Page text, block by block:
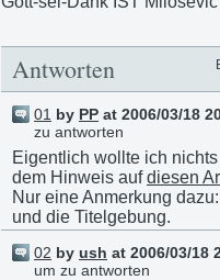
Antworten
01 by PP at 2006/03/18
zu antworten
Eigentlich wollte ich
dem Hinweis aufdiesen
Nur eine Anmerkung
und die Titelgebung.
02 by ush at 2006/03/18
um zu antworten